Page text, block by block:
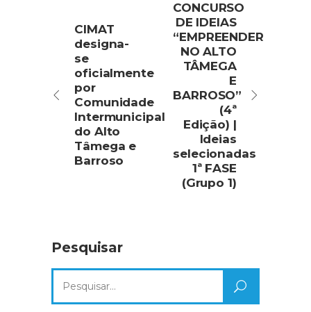
CIMAT
designa-
se
oficialmente
por
Comunidade
Intermunicipal
do Alto
Tâmega e
Barroso
CONCURSO
DE IDEIAS
“EMPREENDER
NO ALTO
TÂMEGA
E
BARROSO”
(4ª
Edição) |
Ideias
selecionadas
1ª FASE
(Grupo 1)
Pesquisar
for: